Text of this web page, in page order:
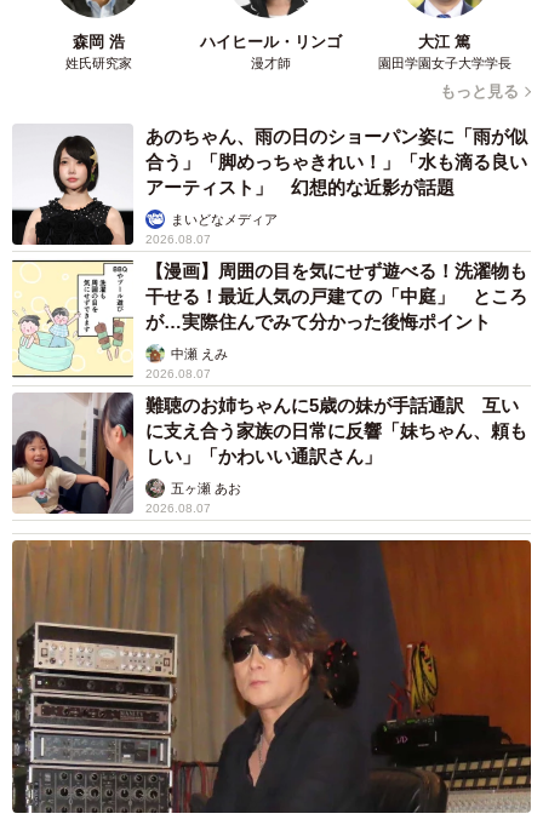
森岡 浩
姓氏研究家
ハイヒール・リンゴ
漫才師
大江 篤
園田学園女子大学学長
もっと見る
あのちゃん、雨の日のショーパン姿に「雨が似
合う」「脚めっちゃきれい！」「水も滴る良い
アーティスト」 幻想的な近影が話題
まいどなメディア
2026.08.07
【漫画】周囲の目を気にせず遊べる！洗濯物も
干せる！最近人気の戸建ての「中庭」 ところ
が…実際住んでみて分かった後悔ポイント
中瀬 えみ
2026.08.07
難聴のお姉ちゃんに5歳の妹が手話通訳 互い
に支え合う家族の日常に反響「妹ちゃん、頼も
しい」「かわいい通訳さん」
五ヶ瀬 あお
2026.08.07